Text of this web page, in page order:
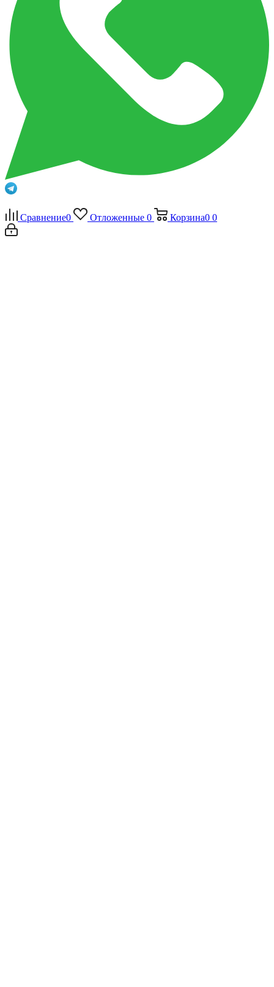
Сравнение0 Отложенные 0 Корзина0 0